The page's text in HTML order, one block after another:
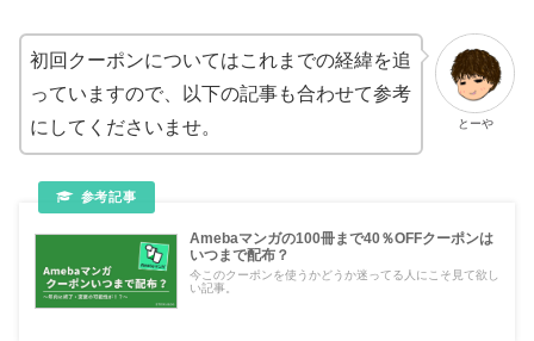
とーや
初回クーポンについてはこれまでの経緯を追
っていますので、以下の記事も合わせて参考
にしてくださいませ。
Amebaマンガの100冊まで40％OFFクーポンは
いつまで配布？
今このクーポンを使うかどうか迷ってる人にこそ見て欲し
い記事。